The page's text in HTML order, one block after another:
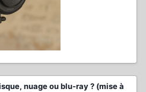
nuage ou blu-ray ? (mise à